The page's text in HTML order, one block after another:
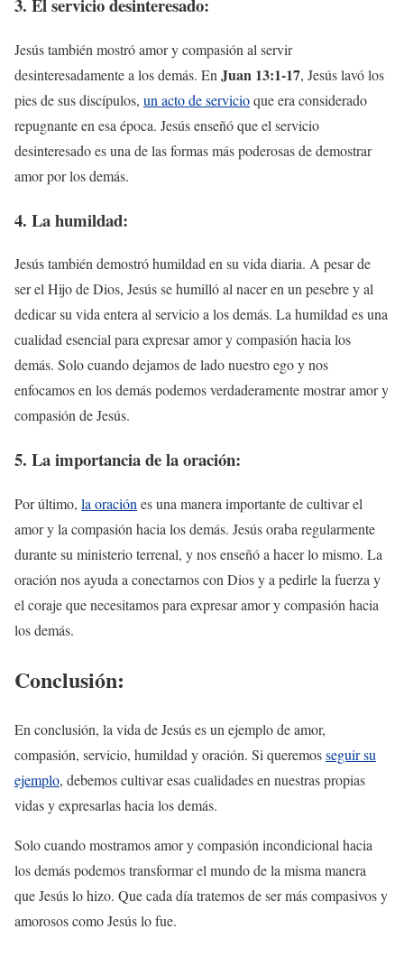
3. El servicio desinteresado:
Jesús también mostró amor y compasión al servir
desinteresadamente a los demás. En Juan 13:1-17, Jesús lavó los
pies de sus discípulos, un acto de servicioque era considerado
repugnante en esa época. Jesús enseñó que el servicio
desinteresado es una de las formas más poderosas de demostrar
amor por los demás.
4. La humildad:
Jesús también demostró humildad en su vida diaria. A pesar de
ser el Hijo de Dios, Jesús se humilló al nacer en un pesebre y al
dedicar su vida entera al servicio a los demás. La humildad es una
cualidad esencial para expresar amor y compasión hacia los
demás. Solo cuando dejamos de lado nuestro ego y nos
enfocamos en los demás podemos verdaderamente mostrar amor y
compasión de Jesús.
5. La importancia de la oración:
Por último, la oración es una manera importante de cultivar el
amor y la compasión hacia los demás. Jesús oraba regularmente
durante su ministerio terrenal, y nos enseñó a hacer lo mismo. La
oración nos ayuda a conectarnos con Dios y a pedirle la fuerza y
el coraje que necesitamos para expresar amor y compasión hacia
los demás.
Conclusión:
En conclusión, la vida de Jesús es un ejemplo de amor,
compasión, servicio, humildad y oración. Si queremosseguir su
ejemplo, debemos cultivar esas cualidades en nuestras propias
vidas y expresarlas hacia los demás.
Solo cuando mostramos amor y compasión incondicional hacia
los demás podemos transformar el mundo de la misma manera
que Jesús lo hizo. Que cada día tratemos de ser más compasivos y
amorosos como Jesús lo fue.